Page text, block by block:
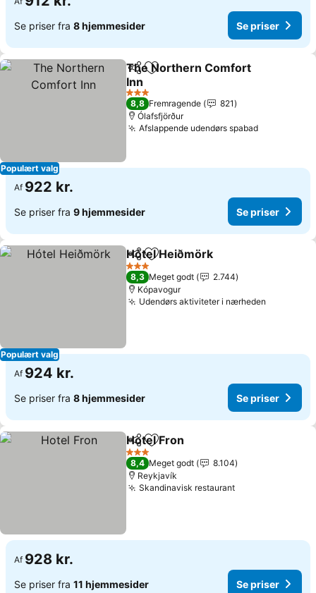
Se priser fra 8 hjemmesider Se priser
Populært valg
Del Føj til favoritter
The Northern Comfort
Inn
3 Stjerner
8,8 Fremragende
821
Ólafsfjörður
Afslappende udendørs spabad
Af 922 kr.
Se priser fra 9 hjemmesider Se priser
Populært valg
Del Føj til favoritter
Hótel Heiðmörk
3 Stjerner
8,3 Meget godt
2.744
Kópavogur
Udendørs aktiviteter i nærheden
Af 924 kr.
Se priser fra 8 hjemmesider Se priser
Del Føj til favoritter
Hotel Fron
3 Stjerner
8,4 Meget godt
8.104
Reykjavík
Skandinavisk restaurant
Af 928 kr.
Se priser fra 11 hjemmesider Se priser